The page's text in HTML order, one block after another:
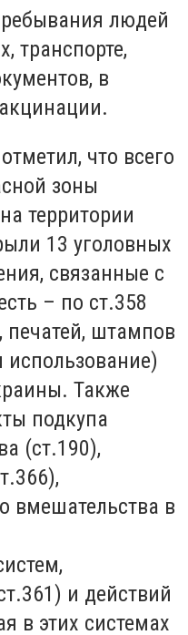
людей
транспорте,
в
что всего
зоны
территории
13 уголовных
связанные с
– по ст.358
печатей, штампов
использование)
Также
подкупа
(ст.190),
вмешательства в
и действий
в этих системах